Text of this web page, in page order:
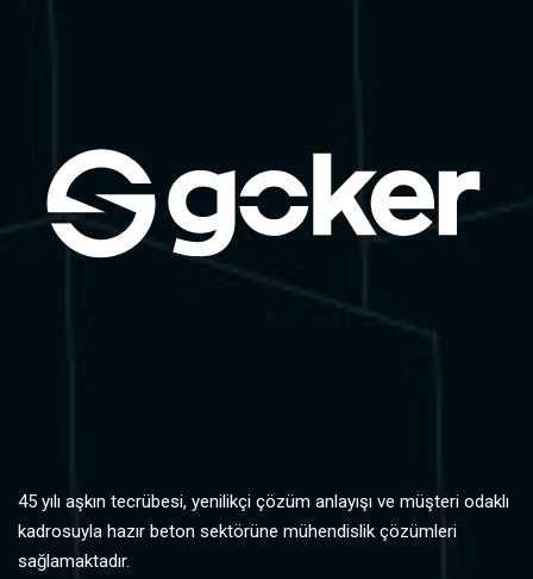
45 yılı aşkın tecrübesi, yenilikçi çözüm anlayışı ve müşteri odaklı
kadrosuyla hazır beton sektörüne mühendislik çözümleri
sağlamaktadır.